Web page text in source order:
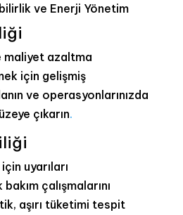
ve Enerji Yönetim
maliyet azaltma
için gelişmiş
ve operasyonlarınızda
çıkarın.
uyarıları
çalışmalarını
aşırı tüketimi tespit